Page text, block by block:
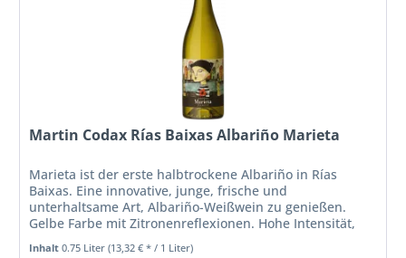
Martin Codax Rías Baixas Albariño Marieta
Marieta ist der erste halbtrockene Albariño in Rías
Baixas. Eine innovative, junge, frische und
unterhaltsame Art, Albariño-Weißwein zu genießen.
Gelbe Farbe mit Zitronenreflexionen. Hohe Intensität,
Noten von weißfleischiger Birne,...
Inhalt0.75 Liter(13,32 € * / 1 Liter)